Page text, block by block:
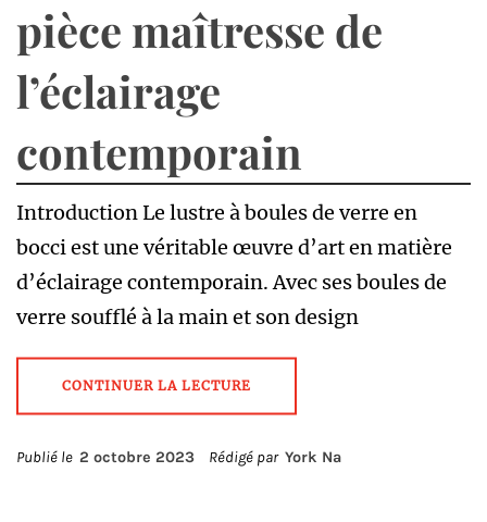
pièce maîtresse de
l’éclairage
contemporain
Introduction Le lustre à boules de verre en
bocci est une véritable œuvre d’art en matière
d’éclairage contemporain. Avec ses boules de
verre soufflé à la main et son design
CONTINUER LA LECTURE
Publié le 2 octobre 2023 Rédigé par York Na